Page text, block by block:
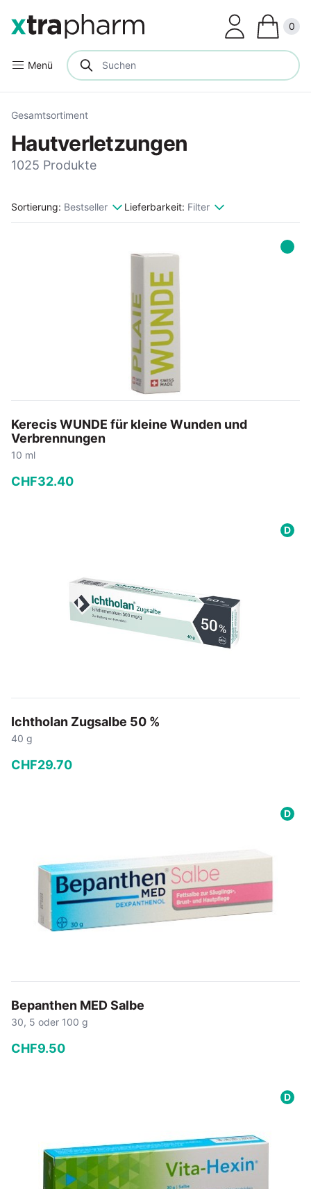
Menü
0
Gesamtsortiment
Hautverletzungen
1025 Produkte
Sortierung: Bestseller Lieferbarkeit: Filter
Kerecis WUNDE für kleine Wunden und
Verbrennungen
10 ml
CHF32.40
D
Ichtholan Zugsalbe 50 %
40 g
CHF29.70
D
Bepanthen MED Salbe
30, 5 oder 100 g
CHF9.50
D